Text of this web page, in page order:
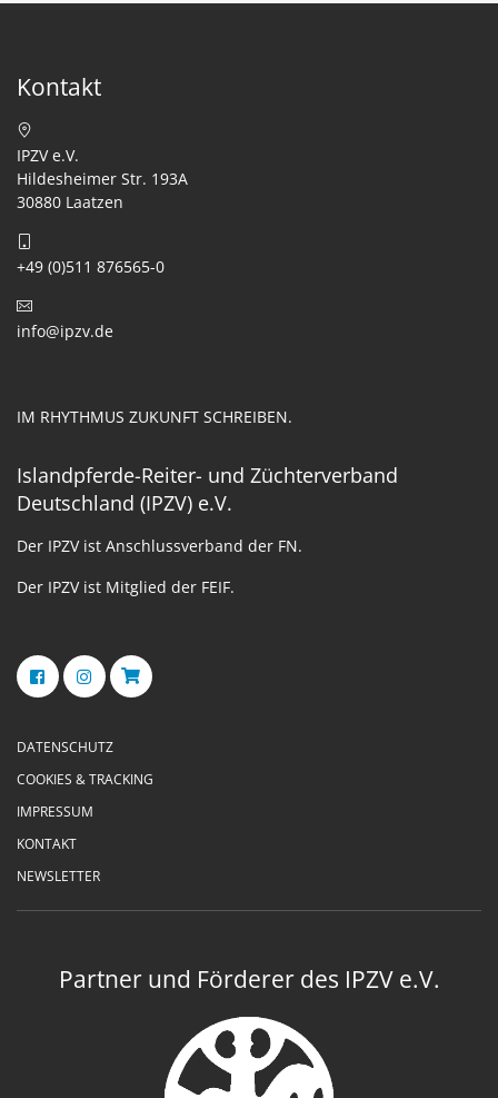
Kontakt
IPZV e.V.
Hildesheimer Str. 193A
30880 Laatzen
+49 (0)511 876565-0
info@ipzv.de
IM RHYTHMUS ZUKUNFT SCHREIBEN.
Islandpferde-Reiter- und Züchterverband
Deutschland (IPZV) e.V.
Der IPZV ist Anschlussverband der FN.
Der IPZV ist Mitglied der FEIF.
DATENSCHUTZ
COOKIES & TRACKING
IMPRESSUM
KONTAKT
NEWSLETTER
Partner und Förderer des IPZV e.V.